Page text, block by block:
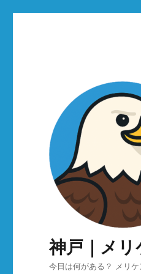
神戸｜メ
今日は何がある？ メリ